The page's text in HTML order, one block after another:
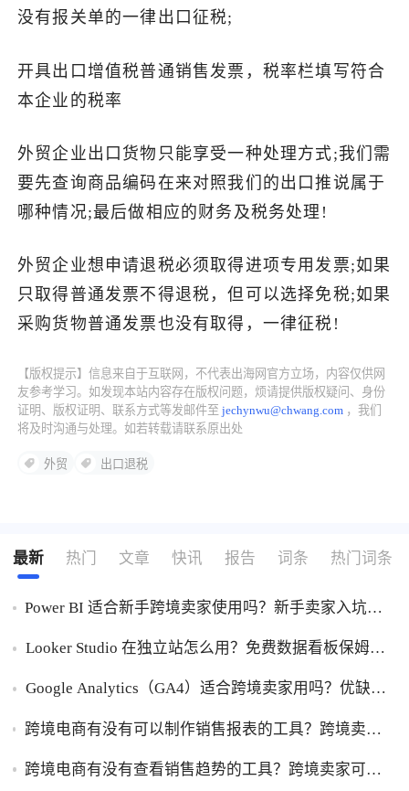
没有报关单的一律出口征税;
开具出口增值税普通销售发票，税率栏填写符合
本企业的税率
外贸企业出口货物只能享受一种处理方式;我们需
要先查询商品编码在来对照我们的出口推说属于
哪种情况;最后做相应的财务及税务处理!
外贸企业想申请退税必须取得进项专用发票;如果
只取得普通发票不得退税，但可以选择免税;如果
采购货物普通发票也没有取得，一律征税!
【版权提示】信息来自于互联网，不代表出海网官方立场，内容仅供网
友参考学习。如发现本站内容存在版权问题，烦请提供版权疑问、身份
证明、版权证明、联系方式等发邮件至jechynwu@chwang.com ，我们
将及时沟通与处理。如若转载请联系原出处
外贸 出口退税
最新 热门 文章 快讯 报告 词条 热门词条
Power BI 适合新手跨境卖家使用吗？新手卖家入坑
Looker Studio 在独立站怎么用？免费数据看板保姆级
Google Analytics（GA4）适合跨境卖家用吗？优缺点
跨境电商有没有可以制作销售报表的工具？跨境卖家
跨境电商有没有查看销售趋势的工具？跨境卖家可以